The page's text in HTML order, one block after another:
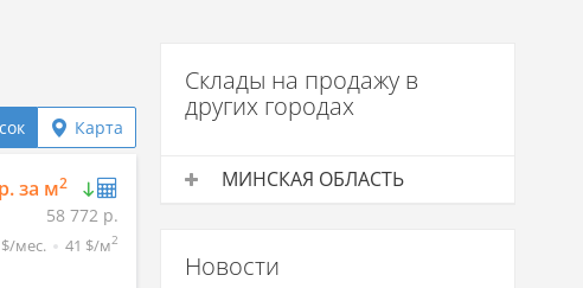
Карта
за м2
58 772 р.
мес. 41 $/м2
Склады на продажу в
других городах
МИНСКАЯ ОБЛАСТЬ
Склады в Минске
Новости